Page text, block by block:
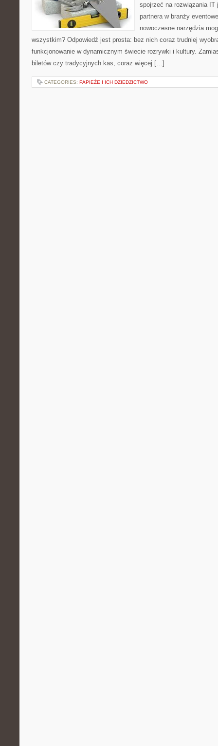
spojrzeć na rozwiązania IT
partnera w branży
nowoczesne narzędzia
wszystkim? Odpowiedź jest prosta: bez nich coraz trudniej
funkcjonowanie w dynamicznym świecie rozrywki i kultury.
biletów czy tradycyjnych kas, coraz więcej […]
CATEGORIES: PAPIEŻE I ICH DZIEDZICTWO